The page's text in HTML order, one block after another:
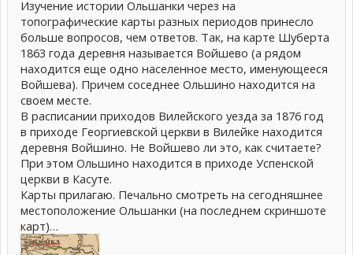
Изучение истории Ольшанки через на
топографические карты разных периодов принесло
больше вопросов, чем ответов. Так, на карте Шуберта
1863 года деревня называется Войшево (а рядом
находится еще одно населенное место, именующееся
Войшева). Причем соседнее Ольшино находится на
своем месте.
В расписании приходов Вилейского уезда за 1876 год
в приходе Георгиевской церкви в Вилейке находится
деревня Войшино. Не Войшево ли это, как считаете?
При этом Ольшино находится в приходе Успенской
церкви в Касуте.
Карты прилагаю. Печально смотреть на сегодняшнее
местоположение Ольшанки (на последнем скриншоте
карт)…